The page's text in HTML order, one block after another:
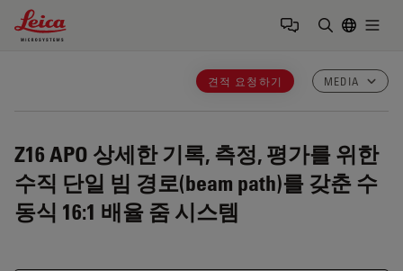
Leica Microsystems Logo
견적 요청하기 MEDIA
Z16 APO 상세한 기록, 측정, 평가를 위한
수직 단일 빔 경로(beam path)를 갖춘 수
동식 16:1 배율 줌 시스템